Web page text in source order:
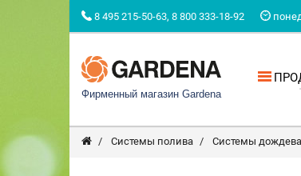
8 495 215-50-63, 8 800 333-18-92
Фирменный магазин Gardena
Системы полива Системы